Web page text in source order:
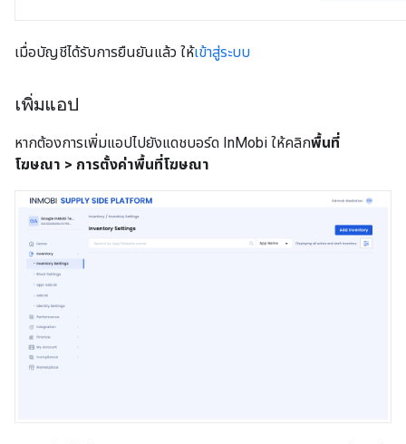
เมื่อบัญชีได้รับการยืนยันแล้ว ให้เข้าสู่ระบบ
เพิ่มแอป
หากต้องการเพิ่มแอปไปยังแดชบอร์ด InMobi ให้คลิกพื้นที่
โฆษณา > การตั้งค่าพื้นที่โฆษณา